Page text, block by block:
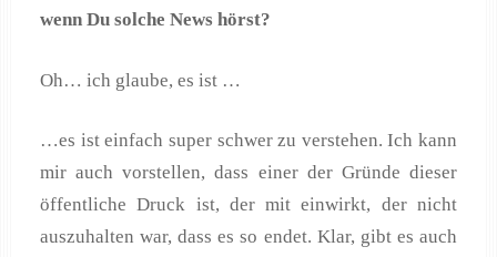
wenn Du solche News hörst?
Oh… ich glaube, es ist …
…es ist einfach super schwer zu verstehen. Ich kann
mir auch vorstellen, dass einer der Gründe dieser
öffentliche Druck ist, der mit einwirkt, der nicht
auszuhalten war, dass es so endet. Klar, gibt es auch